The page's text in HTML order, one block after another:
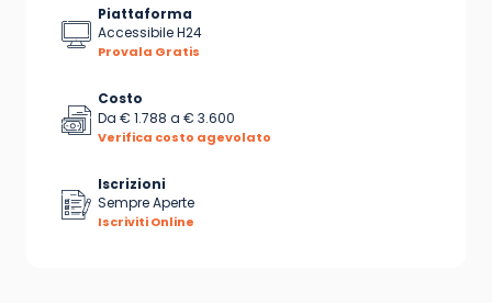
Piattaforma
Accessibile H24
Provala Gratis
Costo
Da € 1.788 a € 3.600
Verifica costo agevolato
Iscrizioni
Sempre Aperte
Iscriviti Online